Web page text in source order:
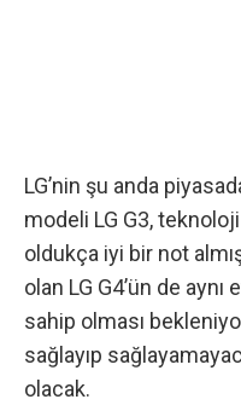
LG’nin şu anda
modeli LG G3, teknoloji
oldukça iyi bir not
olan LG G4’ün de
sahip olması
sağlayıp
olacak.